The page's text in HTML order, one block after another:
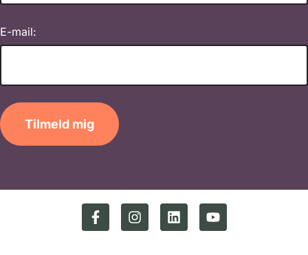
E-mail:
Tilmeld mig